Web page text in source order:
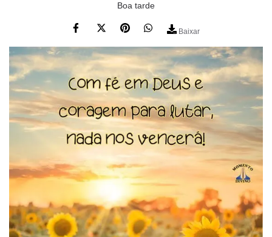
Boa tarde
Baixar